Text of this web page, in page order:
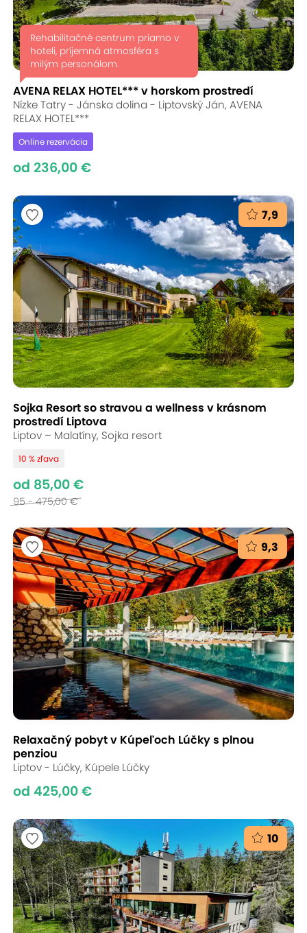
Rehabilitačné centrum priamo v
hoteli, príjemná atmosféra s
milým personálom.
AVENA RELAX HOTEL*** v horskom prostredí
Nízke Tatry - Jánska dolina - Liptovský Ján, AVENA
RELAX HOTEL***
Online rezervácia
od 236,00 €
7,9
Sojka Resort so stravou a wellness v krásnom
prostredí Liptova
Liptov – Malatíny, Sojka resort
10 % zľava
od 85,00 €
95 - 475,00 €
9,3
Relaxačný pobyt v Kúpeľoch Lúčky s plnou
penziou
Liptov - Lúčky, Kúpele Lúčky
od 425,00 €
10